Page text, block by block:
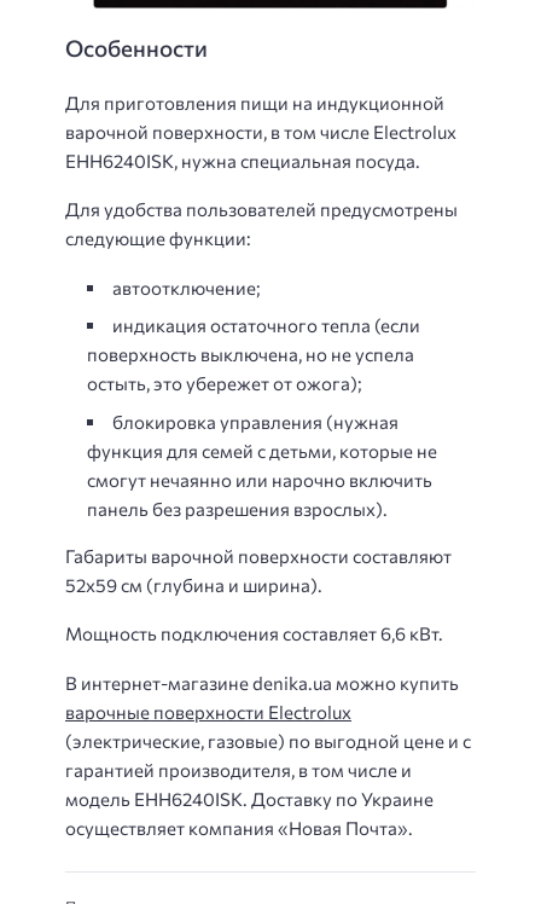
Особенности
Для приготовления пищи на индукционной
варочной поверхности, в том числе Electrolux
EHH6240ISK, нужна специальная посуда.
Для удобства пользователей предусмотрены
следующие функции:
автоотключение;
индикация остаточного тепла (если
поверхность выключена, но не успела
остыть, это убережет от ожога);
блокировка управления (нужная
функция для семей с детьми, которые не
смогут нечаянно или нарочно включить
панель без разрешения взрослых).
Габариты варочной поверхности составляют
52х59 см (глубина и ширина).
Мощность подключения составляет 6,6 кВт.
В интернет-магазине denika.ua можно купить
варочные поверхности Electrolux
(электрические, газовые) по выгодной цене и с
гарантией производителя, в том числе и
модель EHH6240ISK. Доставку по Украине
осуществляет компания «Новая Почта».